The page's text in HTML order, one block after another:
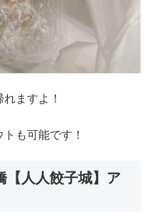
ますよ！
も可能です！
【人人餃子城】ア